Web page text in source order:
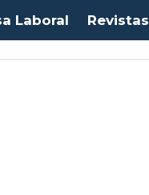
Laboral Revistas